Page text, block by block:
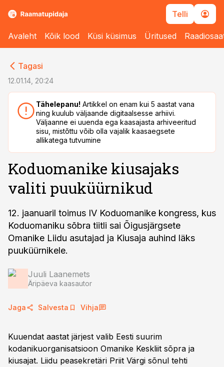
Telli
Avaleht Kõik lood Küsi küsimus Üritused
Tagasi
12.01.14, 20:24
Tähelepanu! Artikkel on enam kui 5 aastat vana
ning kuulub väljaande digitaalsesse arhiivi.
Väljaanne ei uuenda ega kaasajasta arhiveeritud
sisu, mistõttu võib olla vajalik kaasaegsete
allikatega tutvumine
Koduomanike kiusajaks
valiti puuküürnikud
12. jaanuaril toimus IV Koduomanike kongress, kus
Koduomaniku sõbra tiitli sai Õigusjärgsete
Omanike Liidu asutajad ja Kiusaja auhind läks
puuküürnikele.
Juuli Laanemets
Äripäeva kaasautor
Jaga Salvesta Vihja
Kuuendat aastat järjest valib Eesti suurim
kodanikuorganisatsioon Omanike Keskliit sõpra ja
kiusajat. Liidu peasekretäri Priit Värgi sõnul tehti